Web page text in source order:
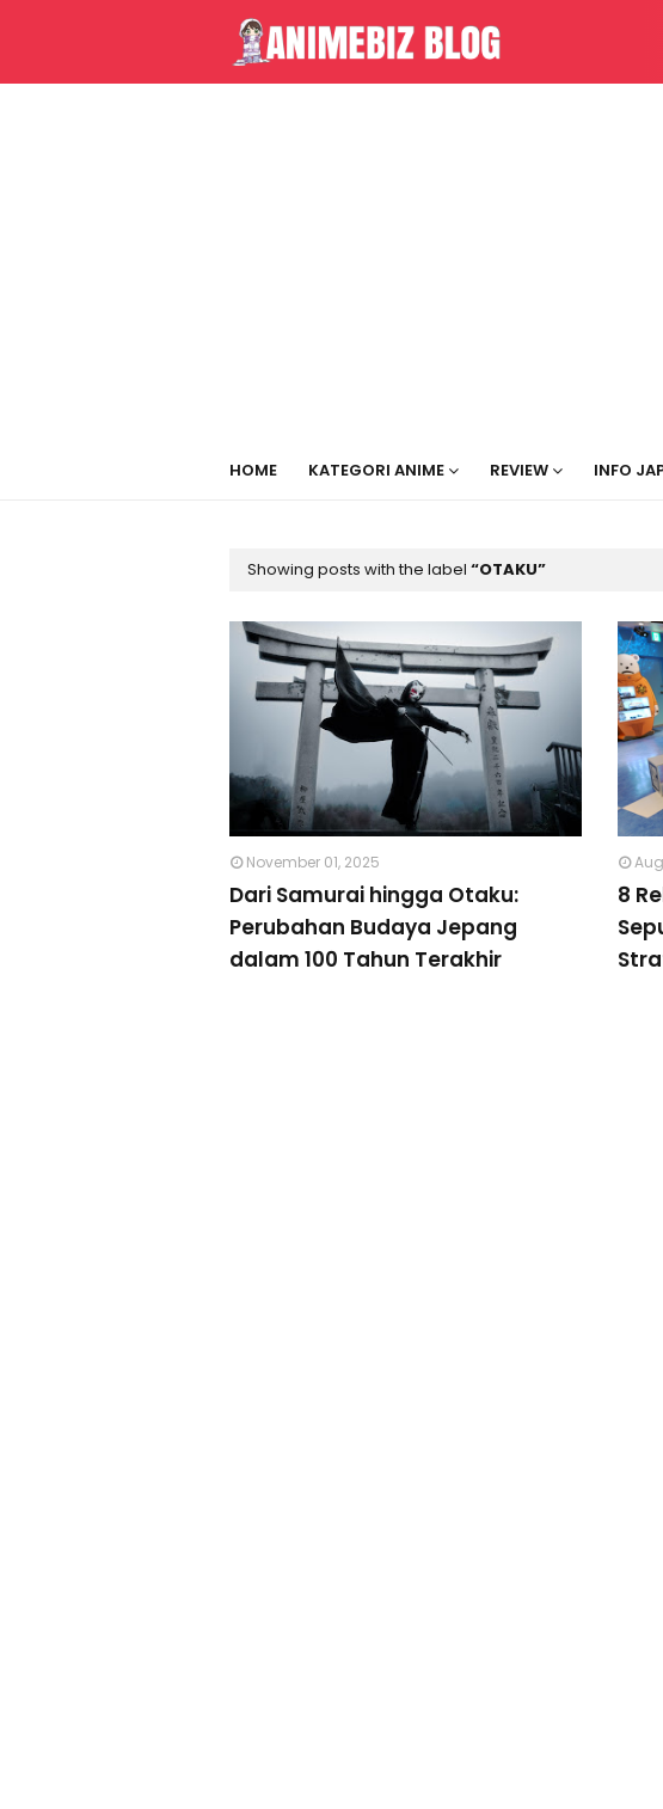
HOME KATEGORI ANIME REVIEW INFO
Showing posts with the label OTAKU
November 01, 2025
Dari Samurai hingga Otaku:
Perubahan Budaya Jepang
dalam 100 Tahun Terakhir
8